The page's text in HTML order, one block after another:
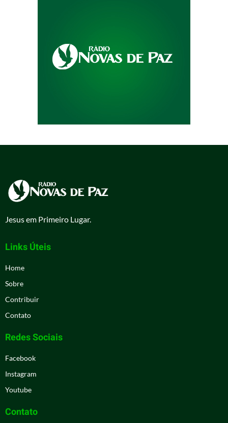
Jesus em Primeiro Lugar.
Links Úteis
Home
Sobre
Contribuir
Contato
Redes Sociais
Facebook
Instagram
Youtube
Contato